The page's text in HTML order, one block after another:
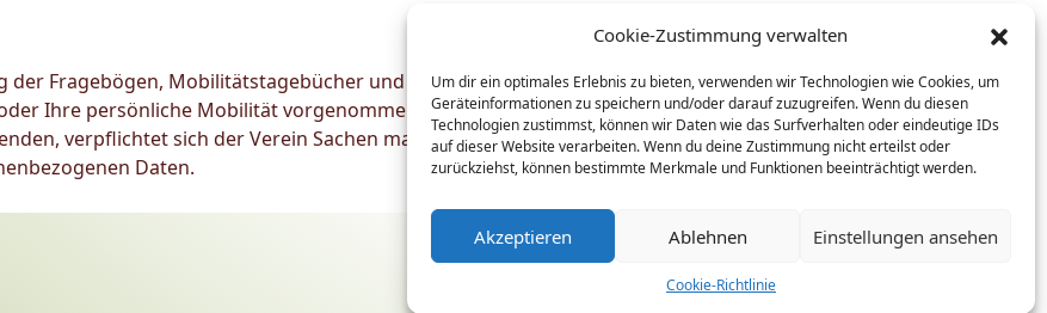
Cookie-Zustimmung verwalten
Um dir ein optimales Erlebnis zu bieten, verwenden wir Technologien wie Cookies, um
Geräteinformationen zu speichern und/oder darauf zuzugreifen. Wenn du diesen
Technologien zustimmst, können wir Daten wie das Surfverhalten oder eindeutige IDs
auf dieser Website verarbeiten. Wenn du deine Zustimmung nicht erteilst oder
zurückziehst, können bestimmte Merkmale und Funktionen beeinträchtigt werden.
Akzeptieren Ablehnen Einstellungen ansehen
Cookie-Richtlinie
der Fragebögen, Mobilitätstagebücher und Bürger-Foren geschieht ausschließlich gebündelt. Es
Ihre persönliche Mobilität vorgenommen. Sollten Sie den Fragebogen oder das
verpflichtet sich der Verein Sachen machen e.V. zur unverzüglichen Löschung bzw.
Daten.